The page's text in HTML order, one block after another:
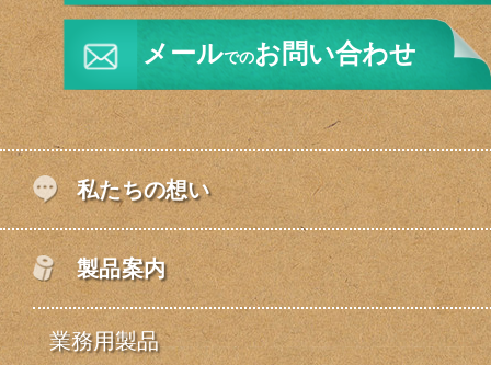
メールでのお問い合わせ
私たちの想い
製品案内
業務用製品